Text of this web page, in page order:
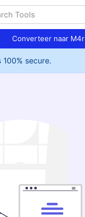
Converteer naar M4r
secure.